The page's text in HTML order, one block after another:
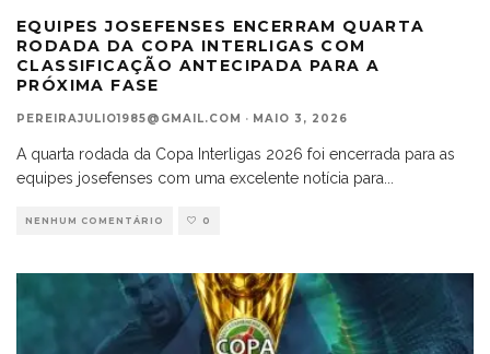
EQUIPES JOSEFENSES ENCERRAM QUARTA
RODADA DA COPA INTERLIGAS COM
CLASSIFICAÇÃO ANTECIPADA PARA A
PRÓXIMA FASE
PEREIRAJULIO1985@GMAIL.COM · MAIO 3, 2026
A quarta rodada da Copa Interligas 2026 foi encerrada para as
equipes josefenses com uma excelente notícia para
NENHUM COMENTÁRIO 0